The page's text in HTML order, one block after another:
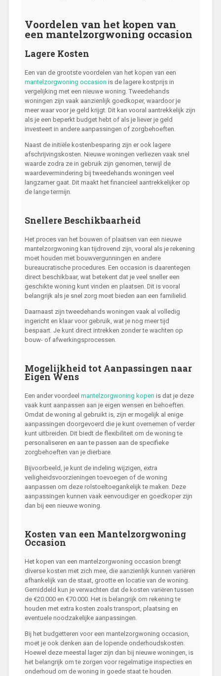
Voordelen van het kopen van
een mantelzorgwoning occasion
Lagere Kosten
Een van de grootste voordelen van het kopen van een
mantelzorgwoning occasion is de lagere kostprijs in
vergelijking met een nieuwe woning. Tweedehands
woningen zijn vaak aanzienlijk goedkoper, waardoor je
meer waar voor je geld krijgt. Dit kan vooral aantrekkelijk zijn
als je een beperkt budget hebt of als je liever je geld
investeert in andere aanpassingen of zorgbehoeften.
Naast de initiële kostenbesparing zijn er ook lagere
afschrijvingskosten. Nieuwe woningen verliezen vaak snel
waarde zodra ze in gebruik zijn genomen, terwijl de
waardevermindering bij tweedehands woningen veel
langzamer gaat. Dit maakt het financieel aantrekkelijker op
de lange termijn.
Snellere Beschikbaarheid
Het proces van het bouwen of plaatsen van een nieuwe
mantelzorgwoning kan tijdrovend zijn, vooral als je rekening
moet houden met bouwvergunningen en andere
bureaucratische procedures. Een occasion is daarentegen
direct beschikbaar, wat betekent dat je veel sneller een
geschikte woning kunt vinden en plaatsen. Dit is vooral
belangrijk als je snel zorg moet bieden aan een familielid.
Daarnaast zijn tweedehands woningen vaak al volledig
ingericht en klaar voor gebruik, wat je nog meer tijd
bespaart. Je kunt direct intrekken zonder te wachten op
bouw- of afwerkingsprocessen.
Mogelijkheid tot Aanpassingen naar
Eigen Wens
Een ander voordeel mantelzorgwoning kopen is dat je deze
vaak kunt aanpassen aan je eigen wensen en behoeften.
Omdat de woning al gebruikt is, zijn er mogelijk al enige
aanpassingen doorgevoerd die je kunt overnemen of verder
kunt uitbreiden. Dit biedt de flexibiliteit om de woning te
personaliseren en aan te passen aan de specifieke
zorgbehoeften van je dierbare.
Bijvoorbeeld, je kunt de indeling wijzigen, extra
veiligheidsvoorzieningen toevoegen of de woning
aanpassen om deze rolstoeltoegankelijk te maken. Deze
aanpassingen kunnen vaak eenvoudiger en goedkoper zijn
dan bij een nieuwe woning.
Kosten van een Mantelzorgwoning
Occasion
Het kopen van een mantelzorgwoning occasion brengt
diverse kosten met zich mee, die aanzienlijk kunnen variëren
afhankelijk van de staat, grootte en locatie van de woning.
Gemiddeld kun je verwachten dat de kosten variëren tussen
de €20.000 en €70.000. Het is belangrijk om rekening te
houden met extra kosten zoals transport, plaatsing en
eventuele noodzakelijke aanpassingen.
Bij het budgetteren voor een mantelzorgwoning occasion,
moet je ook denken aan de lopende onderhoudskosten.
Hoewel deze meestal lager zijn dan bij nieuwe woningen, is
het belangrijk om te zorgen voor regelmatige inspecties en
onderhoud om de woning in goede staat te houden.